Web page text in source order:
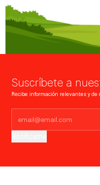
Suscríbete a
Recibe información relevantes y